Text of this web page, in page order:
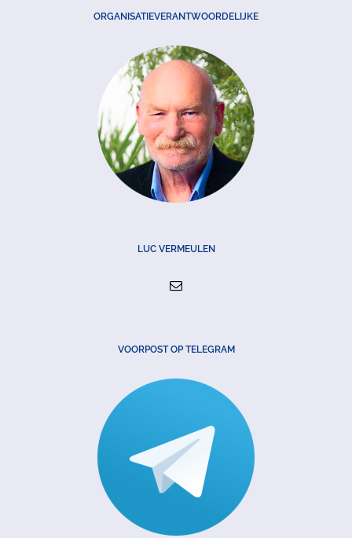
ORGANISATIEVERANTWOORDELIJKE
LUC VERMEULEN
VOORPOST OP TELEGRAM